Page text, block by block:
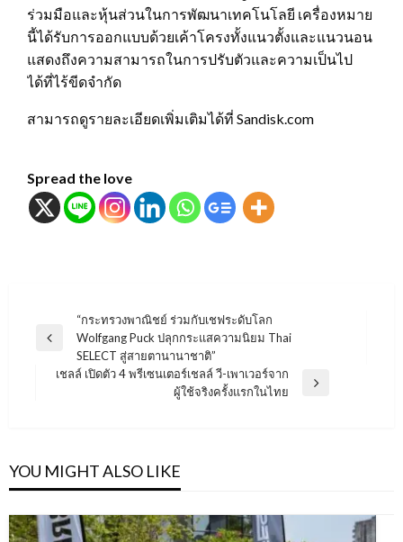
ร่วมมือและหุ้นส่วนในการพัฒนาเทคโนโลยี เครื่องหมาย
นี้ได้รับการออกแบบด้วยเค้าโครงทั้งแนวตั้งและแนวนอน
แสดงถึงความสามารถในการปรับตัวและความเป็นไป
ได้ที่ไร้ขีดจำกัด
สามารถดูรายละเอียดเพิ่มเติมได้ที่ Sandisk.com
Spread the love
แนะแนว
เรื่อง
Previous
“กระทรวงพาณิชย์ ร่วมกับเชฟระดับโลก
Wolfgang Puck ปลุกกระแสความนิยม Thai
SELECT สู่สายตานานาชาติ”
เชลล์ เปิดตัว 4 พรีเซนเตอร์เชลล์ วี-เพาเวอร์จาก
ผู้ใช้จริงครั้งแรกในไทย
YOU MIGHT ALSO LIKE